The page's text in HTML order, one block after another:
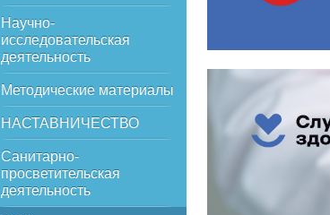
Научно-
исследовательская
деятельность
Методические материалы
НАСТАВНИЧЕСТВО
Санитарно-
просветительская
деятельность